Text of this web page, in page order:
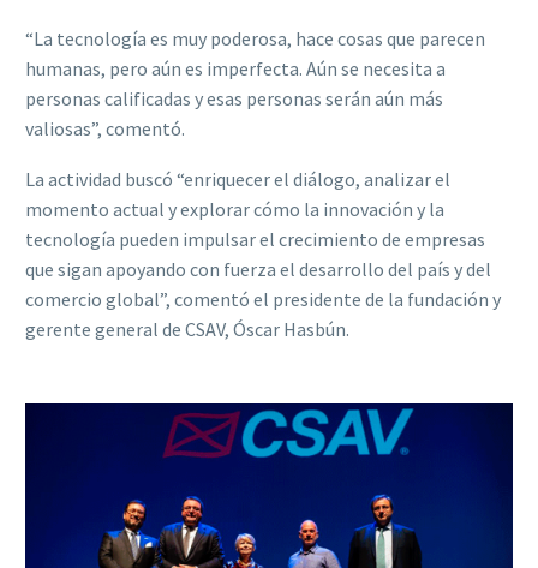
“La tecnología es muy poderosa, hace cosas que parecen
humanas, pero aún es imperfecta. Aún se necesita a
personas calificadas y esas personas serán aún más
valiosas”, comentó.
La actividad buscó “enriquecer el diálogo, analizar el
momento actual y explorar cómo la innovación y la
tecnología pueden impulsar el crecimiento de empresas
que sigan apoyando con fuerza el desarrollo del país y del
comercio global”, comentó el presidente de la fundación y
gerente general de CSAV, Óscar Hasbún.